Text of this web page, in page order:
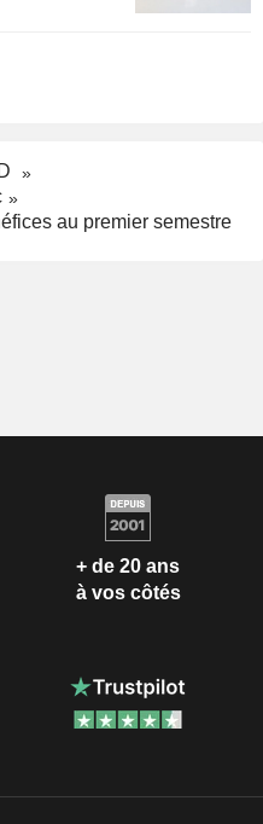
au premier semestre
+ de 20 ans
à vos côtés